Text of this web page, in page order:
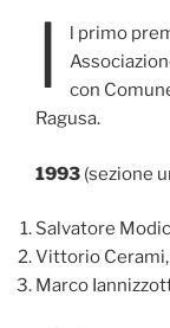
I l primo
con
Ragusa.
1993 (sezione
Salvatore
Vittorio Cerami,
Marco